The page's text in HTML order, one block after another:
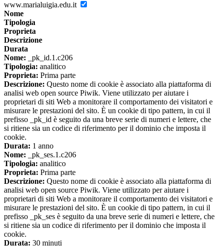
www.marialuigia.edu.it
Nome
Tipologia
Proprieta
Descrizione
Durata
Nome: _pk_id.1.c206
Tipologia: analitico
Proprieta: Prima parte
Descrizione: Questo nome di cookie è associato alla piattaforma di
analisi web open source Piwik. Viene utilizzato per aiutare i
proprietari di siti Web a monitorare il comportamento dei visitatori e
misurare le prestazioni del sito. È un cookie di tipo pattern, in cui il
prefisso _pk_id è seguito da una breve serie di numeri e lettere, che
si ritiene sia un codice di riferimento per il dominio che imposta il
cookie.
Durata: 1 anno
Nome: _pk_ses.1.c206
Tipologia: analitico
Proprieta: Prima parte
Descrizione: Questo nome di cookie è associato alla piattaforma di
analisi web open source Piwik. Viene utilizzato per aiutare i
proprietari di siti Web a monitorare il comportamento dei visitatori e
misurare le prestazioni del sito. È un cookie di tipo pattern, in cui il
prefisso _pk_ses è seguito da una breve serie di numeri e lettere, che
si ritiene sia un codice di riferimento per il dominio che imposta il
cookie.
Durata: 30 minuti